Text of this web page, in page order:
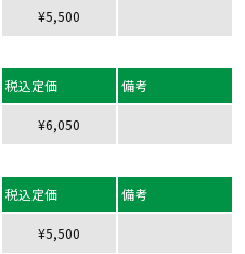
¥5,500
税込定価 備考
¥6,050
税込定価 備考
¥5,500